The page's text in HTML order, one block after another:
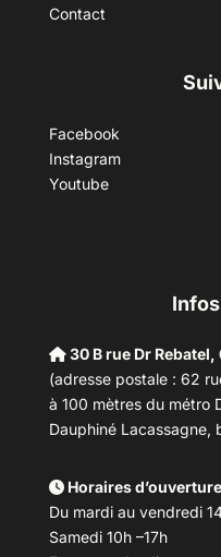
Contact
Facebook
Instagram
Youtube
30 B rue Dr Rebatel,
(adresse postale : 62
à 100 mètres du métro
Dauphiné Lacassagne,
Horaires
Du mardi au vendredi
Samedi 10h –17h